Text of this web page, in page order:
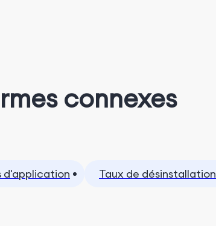
connexes
d'application Taux de désinstallation